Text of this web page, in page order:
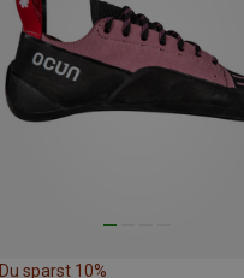
Du sparst 10%